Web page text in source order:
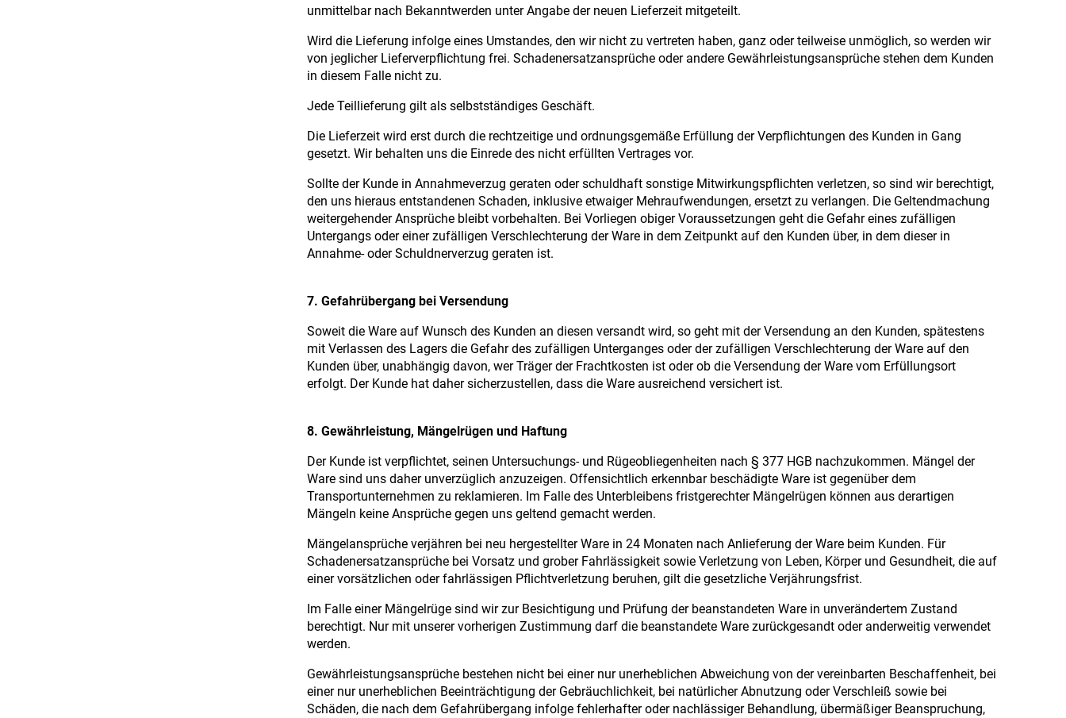
unmittelbar nach Bekanntwerden unter Angabe der neuen Lieferzeit mitgeteilt.
Wird die Lieferung infolge eines Umstandes, den wir nicht zu vertreten haben, ganz oder teilweise unmöglich, so werden wir
von jeglicher Lieferverpflichtung frei. Schadenersatzansprüche oder andere Gewährleistungsansprüche stehen dem Kunden
in diesem Falle nicht zu.
Jede Teillieferung gilt als selbstständiges Geschäft.
Die Lieferzeit wird erst durch die rechtzeitige und ordnungsgemäße Erfüllung der Verpflichtungen des Kunden in Gang
gesetzt. Wir behalten uns die Einrede des nicht erfüllten Vertrages vor.
Sollte der Kunde in Annahmeverzug geraten oder schuldhaft sonstige Mitwirkungspflichten verletzen, so sind wir berechtigt,
den uns hieraus entstandenen Schaden, inklusive etwaiger Mehraufwendungen, ersetzt zu verlangen. Die Geltendmachung
weitergehender Ansprüche bleibt vorbehalten. Bei Vorliegen obiger Voraussetzungen geht die Gefahr eines zufälligen
Untergangs oder einer zufälligen Verschlechterung der Ware in dem Zeitpunkt auf den Kunden über, in dem dieser in
Annahme- oder Schuldnerverzug geraten ist.
7. Gefahrübergang bei Versendung
Soweit die Ware auf Wunsch des Kunden an diesen versandt wird, so geht mit der Versendung an den Kunden, spätestens
mit Verlassen des Lagers die Gefahr des zufälligen Unterganges oder der zufälligen Verschlechterung der Ware auf den
Kunden über, unabhängig davon, wer Träger der Frachtkosten ist oder ob die Versendung der Ware vom Erfüllungsort
erfolgt. Der Kunde hat daher sicherzustellen, dass die Ware ausreichend versichert ist.
8. Gewährleistung, Mängelrügen und Haftung
Der Kunde ist verpflichtet, seinen Untersuchungs- und Rügeobliegenheiten nach § 377 HGB nachzukommen. Mängel der
Ware sind uns daher unverzüglich anzuzeigen. Offensichtlich erkennbar beschädigte Ware ist gegenüber dem
Transportunternehmen zu reklamieren. Im Falle des Unterbleibens fristgerechter Mängelrügen können aus derartigen
Mängeln keine Ansprüche gegen uns geltend gemacht werden.
Mängelansprüche verjähren bei neu hergestellter Ware in 24 Monaten nach Anlieferung der Ware beim Kunden. Für
Schadenersatzansprüche bei Vorsatz und grober Fahrlässigkeit sowie Verletzung von Leben, Körper und Gesundheit, die auf
einer vorsätzlichen oder fahrlässigen Pflichtverletzung beruhen, gilt die gesetzliche Verjährungsfrist.
Im Falle einer Mängelrüge sind wir zur Besichtigung und Prüfung der beanstandeten Ware in unverändertem Zustand
berechtigt. Nur mit unserer vorherigen Zustimmung darf die beanstandete Ware zurückgesandt oder anderweitig verwendet
werden.
Gewährleistungsansprüche bestehen nicht bei einer nur unerheblichen Abweichung von der vereinbarten Beschaffenheit, bei
einer nur unerheblichen Beeinträchtigung der Gebräuchlichkeit, bei natürlicher Abnutzung oder Verschleiß sowie bei
Schäden, die nach dem Gefahrübergang infolge fehlerhafter oder nachlässiger Behandlung, übermäßiger Beanspruchung,